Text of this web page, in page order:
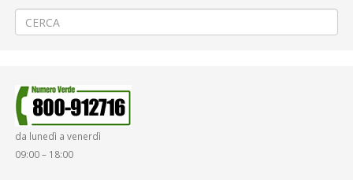
da lunedì a venerdì
09:00 – 18:00